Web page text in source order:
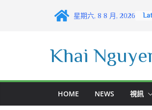
星期六, 8 8 月, 2026
Khai
HOME NEWS 視訊